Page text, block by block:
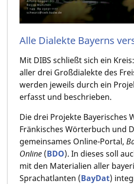
Alle Dialekte Bayerns
Mit DIBS schließt sich ein
aller drei Großdialekte des
werden jeweils durch ein
erfasst und beschrieben.
Die drei Projekte Bayerisches
Fränkisches Wörterbuch und
gemeinsames Online-Portal,
Online (BDO). In dieses soll
mit den Materialien aller
Sprachatlanten (BayDat)